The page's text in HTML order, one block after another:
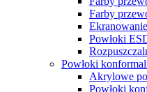
Farby
Powłoki
Powłoki
Akrylowe
Powłoki